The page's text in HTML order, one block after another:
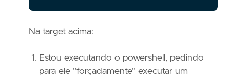
Na target acima:
Estou executando o powershell, pedindo
para ele "forçadamente" executar um